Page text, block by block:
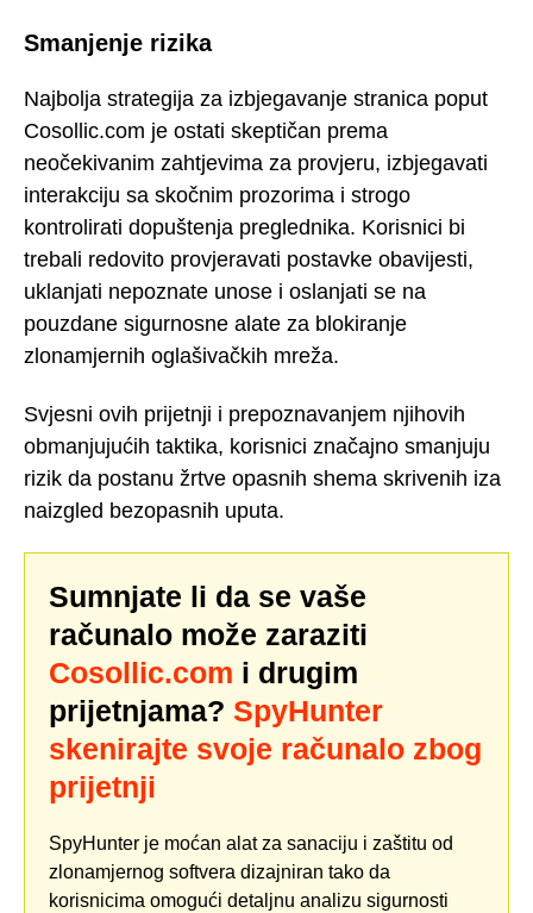
Smanjenje rizika
Najbolja strategija za izbjegavanje stranica poput
Cosollic.com je ostati skeptičan prema
neočekivanim zahtjevima za provjeru, izbjegavati
interakciju sa skočnim prozorima i strogo
kontrolirati dopuštenja preglednika. Korisnici bi
trebali redovito provjeravati postavke obavijesti,
uklanjati nepoznate unose i oslanjati se na
pouzdane sigurnosne alate za blokiranje
zlonamjernih oglašivačkih mreža.
Svjesni ovih prijetnji i prepoznavanjem njihovih
obmanjujućih taktika, korisnici značajno smanjuju
rizik da postanu žrtve opasnih shema skrivenih iza
naizgled bezopasnih uputa.
Sumnjate li da se vaše
računalo može zaraziti
Cosollic.com i drugim
prijetnjama? SpyHunter
skenirajte svoje računalo zbog
prijetnji
SpyHunter je moćan alat za sanaciju i zaštitu od
zlonamjernog softvera dizajniran tako da
korisnicima omogući detaljnu analizu sigurnosti